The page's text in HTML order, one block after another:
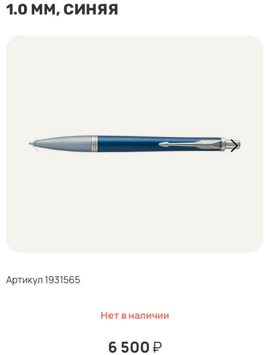
1.0 ММ, СИНЯЯ
Артикул 1931565
Нет в наличии
6 500₽